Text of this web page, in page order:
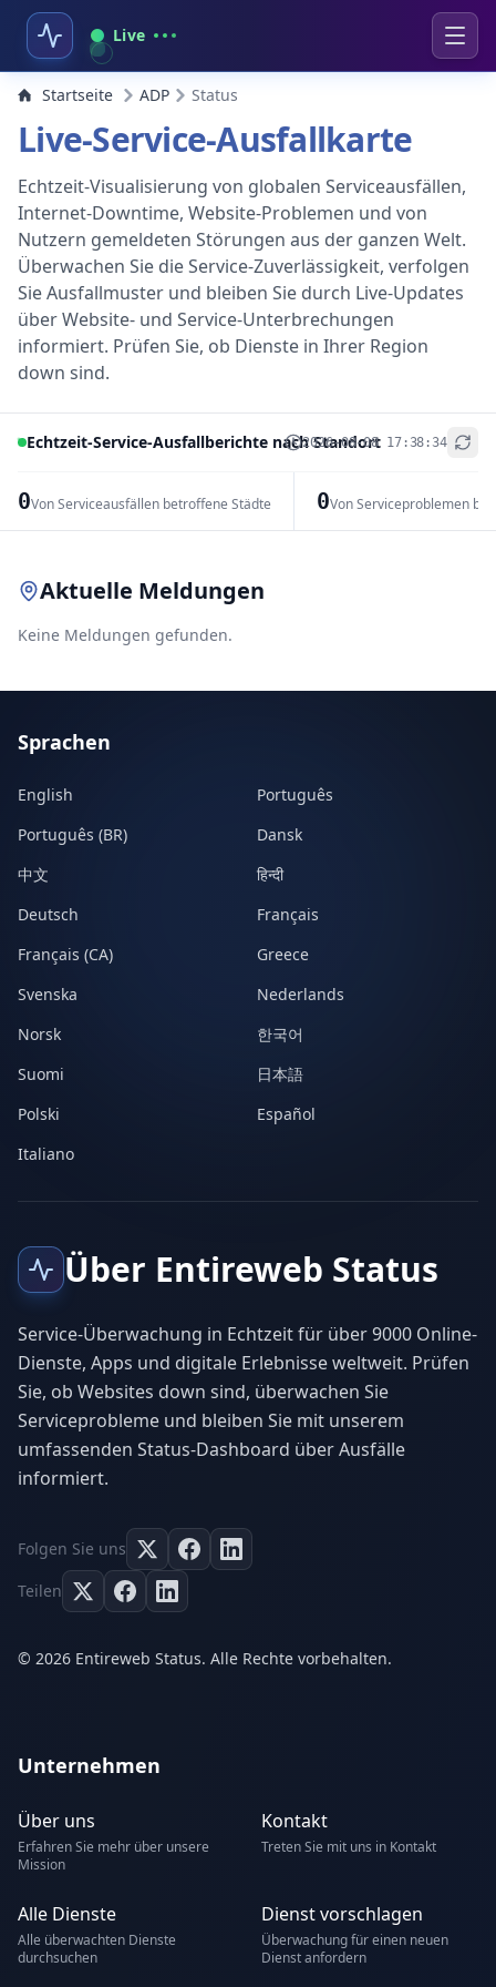
Live
Startseite ADP Status
Live-Service-Ausfallkarte
Echtzeit-Visualisierung von globalen Serviceausfällen,
Internet-Downtime, Website-Problemen und von
Nutzern gemeldeten Störungen aus der ganzen Welt.
Überwachen Sie die Service-Zuverlässigkeit, verfolgen
Sie Ausfallmuster und bleiben Sie durch Live-Updates
über Website- und Service-Unterbrechungen
informiert. Prüfen Sie, ob Dienste in Ihrer Region
down sind.
Echtzeit-Service-Ausfallberichte nach Standort
2026-08-08 17:38:34
0Von Serviceausfällen betroffene Städte 0Von Serviceproblemen
+
Aktuelle Meldungen
Keine Meldungen gefunden.
Sprachen
English
Português
Português (BR)
Dansk
中文
हिन्दी
Deutsch
Français
Français (CA)
Greece
Svenska
Nederlands
Norsk
한국어
Suomi
日本語
Polski
Español
Italiano
Über Entireweb Status
Service-Überwachung in Echtzeit für über 9000 Online-
Dienste, Apps und digitale Erlebnisse weltweit. Prüfen
Sie, ob Websites down sind, überwachen Sie
Serviceprobleme und bleiben Sie mit unserem
umfassenden Status-Dashboard über Ausfälle
informiert.
Folgen Sie uns
Teilen
© 2026 Entireweb Status. Alle Rechte vorbehalten.
Unternehmen
Über uns
Erfahren Sie mehr über unsere
Mission
Kontakt
Treten Sie mit uns in Kontakt
Alle Dienste
Alle überwachten Dienste
durchsuchen
Dienst vorschlagen
Überwachung für einen neuen
Dienst anfordern